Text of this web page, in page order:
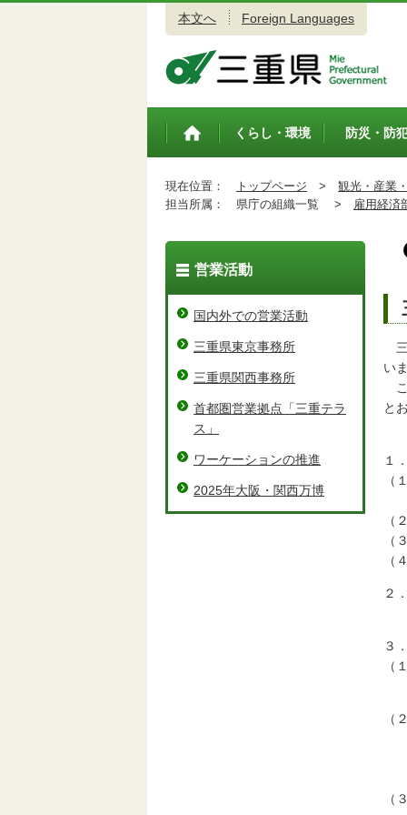
本文へ Foreign Languages
トップペ
くらし・環境 防災・防
現在位置： トップページ > 観光・産業
担当所属：
県庁の組織一覧 > 雇用経済
三
い
こ
と
１
（
（
（
（
２
３
（
（
食
非
※
（
営業活動
国内外での営業活動
三重県東京事務所
三重県関西事務所
首都圏営業拠点「三重テラ
ス」
ワーケーションの推進
2025年大阪・関西万博